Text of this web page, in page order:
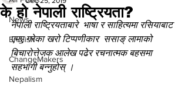
News
English
ChangeMakers
Nepalism
के हो नेपाली राष्ट्रियता?
नेपाली राष्ट्रियताबारे  भाषा र साहित्यमा रसियाबाट
एमए गरेका खरो टिप्पणीकार  ससाङ् लामाको
बिचारोत्तेजक आलेख पढेर रचनात्मक बहसमा
सहभागी बन्नुहोस् ।